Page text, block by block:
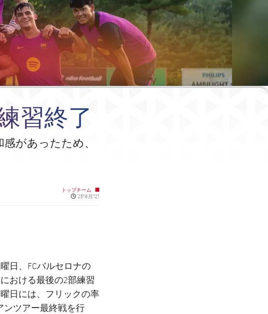
習終了
があったため、
トップチーム
Published news
25?8月?2?
日、FCバルセロナの
おける最後の2部練習
日には、フリックの率
ンツアー最終戦を行